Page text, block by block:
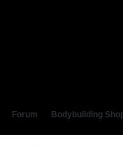
Forum Bodybuilding